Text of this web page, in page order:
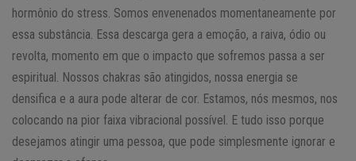
hormônio do stress. Somos envenenados momentaneamente por
essa substância. Essa descarga gera a emoção, a raiva, ódio ou
revolta, momento em que o impacto que sofremos passa a ser
espiritual. Nossos chakras são atingidos, nossa energia se
densifica e a aura pode alterar de cor. Estamos, nós mesmos, nos
colocando na pior faixa vibracional possível. E tudo isso porque
desejamos atingir uma pessoa, que pode simplesmente ignorar e